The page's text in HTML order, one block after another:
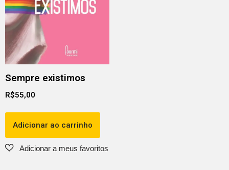
Sempre existimos
R$55,00
Adicionar ao carrinho